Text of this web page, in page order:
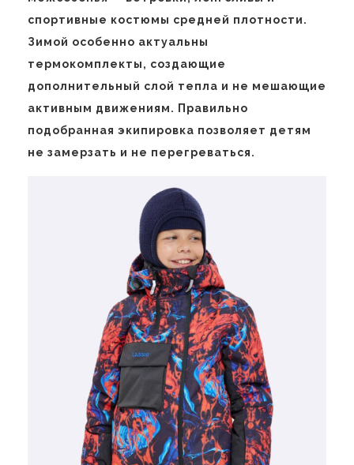
спортивные костюмы средней плотности.
Зимой особенно актуальны
термокомплекты, создающие
дополнительный слой тепла и не мешающие
активным движениям. Правильно
подобранная экипировка позволяет детям
не замерзать и не перегреваться.